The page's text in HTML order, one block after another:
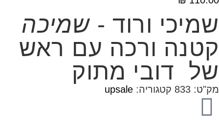
שמיכי ורוד - שמיכה
קטנה ורכה עם ראש
של דובי מתוק
מק"ט: 833 קטגוריה: upsale